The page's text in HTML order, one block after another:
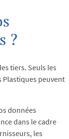
?
tiers. Seuls les
Plastiques peuvent
données
dans le cadre
les